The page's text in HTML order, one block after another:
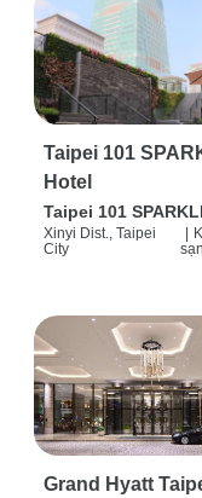
Taipei 101
Hotel
Taipei 101
Xinyi Dist., Taipei
City
sạn
Grand Hyatt